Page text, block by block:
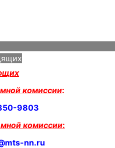
комиссии:
9803
комиссии:
nn.ru